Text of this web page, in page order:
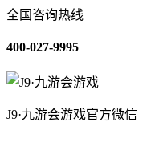
全国咨询热线
400-027-9995
J9·九游会游戏官方微信